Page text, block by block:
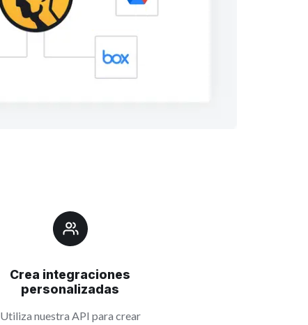
Crea integraciones
personalizadas
Utiliza nuestra API para crear